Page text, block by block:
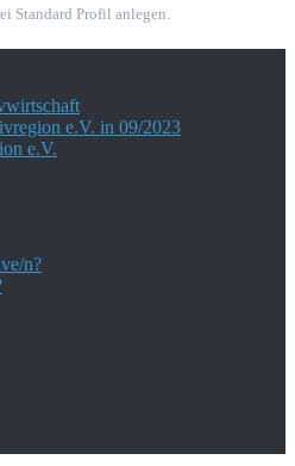
Standard Profil anlegen.
e.V. in 09/2023
e.V.
n?